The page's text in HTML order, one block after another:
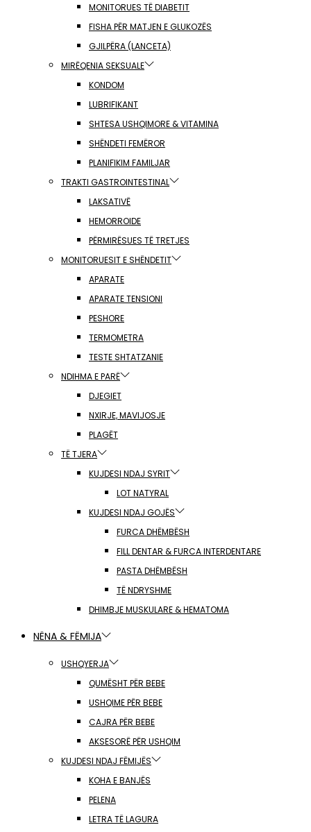
MONITORUES TË DIABETIT
FISHA PËR MATJEN E GLUKOZËS
GJILPËRA (LANCETA)
MIRËQENIA SEKSUALE
KONDOM
LUBRIFIKANT
SHTESA USHQIMORE & VITAMINA
SHËNDETI FEMËROR
PLANIFIKIM FAMILJAR
TRAKTI GASTROINTESTINAL
LAKSATIVË
HEMORROIDE
PËRMIRËSUES TË TRETJES
MONITORUESIT E SHËNDETIT
APARATE
APARATE TENSIONI
PESHORE
TERMOMETRA
TESTE SHTATZANIE
NDIHMA E PARË
DJEGIET
NXIRJE, MAVIJOSJE
PLAGËT
TË TJERA
KUJDESI NDAJ SYRIT
LOT NATYRAL
KUJDESI NDAJ GOJËS
FURCA DHËMBËSH
FILL DENTAR & FURCA INTERDENTARE
PASTA DHËMBËSH
TË NDRYSHME
DHIMBJE MUSKULARE & HEMATOMA
NËNA & FËMIJA
USHQYERJA
QUMËSHT PËR BEBE
USHQIME PËR BEBE
CAJRA PËR BEBE
AKSESORË PËR USHQIM
KUJDESI NDAJ FËMIJËS
KOHA E BANJËS
PELENA
LETRA TË LAGURA